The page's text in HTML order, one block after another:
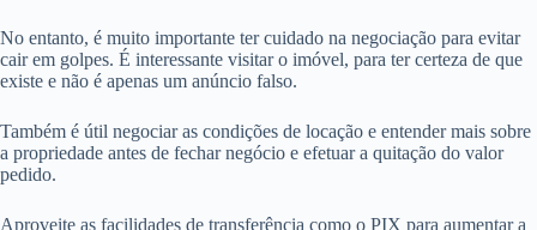
No entanto, é muito importante ter cuidado na negociação para evitar
cair em golpes. É interessante visitar o imóvel, para ter certeza de que
existe e não é apenas um anúncio falso.
Também é útil negociar as condições de locação e entender mais sobre
a propriedade antes de fechar negócio e efetuar a quitação do valor
pedido.
Aproveite as facilidades de transferência como o PIX para aumentar a